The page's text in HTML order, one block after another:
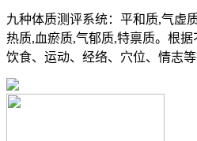
九种体质测评系统：平和质,气虚
热质,血瘀质,气郁质,特禀质。根据
饮食、运动、经络、穴位、情志等